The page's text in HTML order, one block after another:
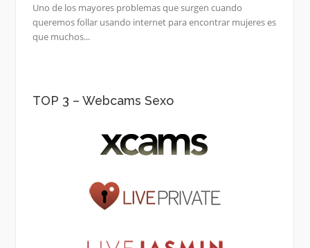
Uno de los mayores problemas que surgen cuando
queremos follar usando internet para encontrar mujeres es
que muchos...
TOP 3 – Webcams Sexo